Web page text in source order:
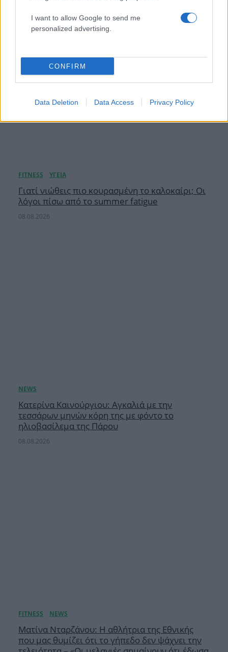
I want to allow Google to send me
personalized advertising.
CONFIRM
Data Deletion Data Access Privacy Policy
09.08.2026
Γιατί νιώθεις πιο κουρασμένη το καλοκαίρι; Οι
λόγοι πίσω από το summer fatigue
08.08.2026
Κατερίνα Καινούργιου: Αγκαλιά με την
τεσσάρων μηνών κόρη της με φόντο το
ηλιοβασίλεμα της Πάρου
08.08.2026
Ματίνα Νταρζάνου: Η αθλήτρια της Εθνικής
που μας θυμίζει ότι το γήπεδο δεν ψάχνει την